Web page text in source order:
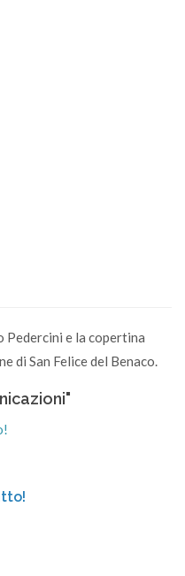
Pedercini e la copertina
di San Felice del Benaco.